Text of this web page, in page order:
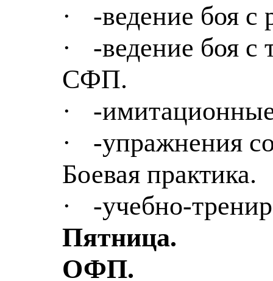
·
-ведение боя
·
-ведение боя
СФП.
·
-
·
-упражнения
Боевая практика.
·
-учебно-
Пятница.
ОФП.